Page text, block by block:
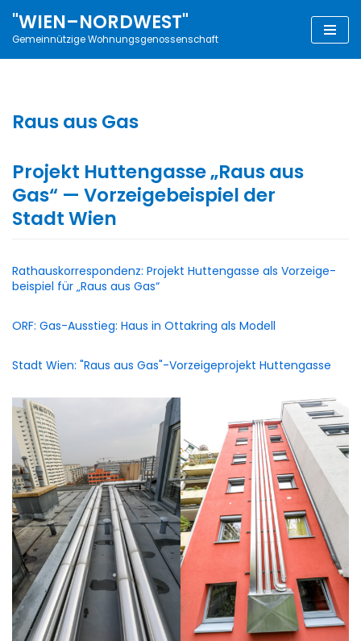
Zum
Inhalt
"WIEN–NORDWEST"
Gemeinnützige Wohnungsgenossenschaft
Raus aus Gas
Projekt Huttengasse „Raus aus
Gas“ — Vorzeigebeispiel der
Stadt Wien
Rat­haus­kor­re­spon­denz: Pro­jekt Hut­ten­gas­se als Vor­zei­ge­
bei­spiel für „Raus aus Gas“
ORF: Gas-Aus­stieg: Haus in Otta­kring als Modell
Stadt Wien: "Raus aus Gas"-Vorzeigeprojekt Huttengasse